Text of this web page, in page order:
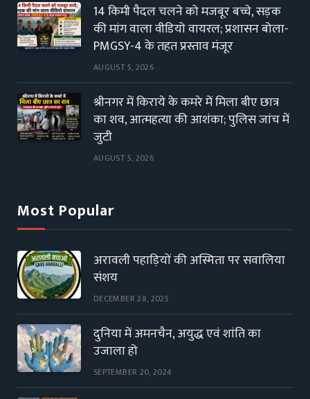
14 किमी पैदल चलने को मजबूर बच्चे, सड़क
की मांग वाला वीडियो वायरल; प्रशासन बोला-
PMGSY-4 के तहत प्रस्ताव मंजूर
AUGUST 5, 2026
श्रीनगर में किराये के कमरे में मिला बीए छात्र
का शव, आत्महत्या की आशंका; पुलिस जांच में
जुटी
AUGUST 5, 2026
Most Popular
अरावली पहाड़ियों की अस्मिता पर सवालिया
संशय
DECEMBER 28, 2025
दुनिया में अमनचैन, अयुद्ध एवं शांति का
उजाला हो
SEPTEMBER 20, 2024